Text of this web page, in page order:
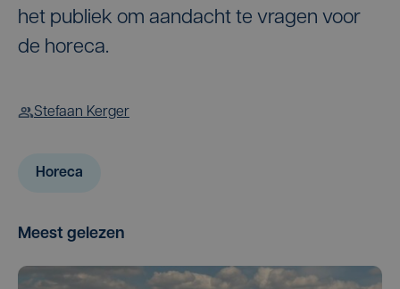
het publiek om aandacht te vragen voor
de horeca.
Stefaan Kerger
Horeca
Meest gelezen